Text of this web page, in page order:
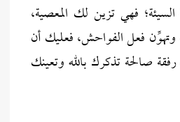
السيئة؛ فهي تزين لك المعصية،
فعل الفواحش، فعليك أن
صالحة تذكرك بالله وتعينك